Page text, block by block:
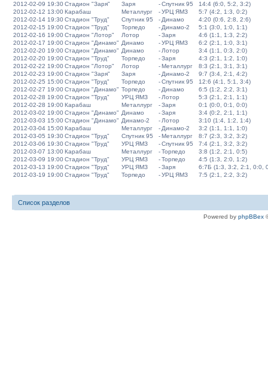
2012-02-09 19:30Стадион "Заря" Заря -Спутник 95
14:4 (6:0, 5:2, 3:2)
2012-02-12 13:00Карабаш Металлург -УРЦ ЯМЗ
5:7 (4:2, 1:3, 0:2)
2012-02-14 19:30Стадион "Труд" Спутник 95 - Динамо
4:20 (0:6, 2:8, 2:6)
2012-02-15 19:00Стадион "Труд" Торпедо - Динамо-2
5:1 (3:0, 1:0, 1:1)
2012-02-16 19:00Стадион "Лотор" Лотор -Заря
4:6 (1:1, 1:3, 2:2)
2012-02-17 19:00Стадион "Динамо" Динамо -УРЦ ЯМЗ
6:2 (2:1, 1:0, 3:1)
2012-02-20 19:00Стадион "Динамо" Динамо - Лотор
3:4 (1:1, 0:3, 2:0)
2012-02-20 19:00Стадион "Труд" Торпедо -Заря
4:3 (2:1, 1:2, 1:0)
2012-02-22 19:00Стадион "Лотор" Лотор -Металлург
8:3 (2:1, 3:1, 3:1)
2012-02-23 19:00Стадион "Заря" Заря - Динамо-2
9:7 (3:4, 2:1, 4:2)
2012-02-25 15:00Стадион "Труд" Торпедо -Спутник 95
12:6 (4:1, 5:1, 3:4)
2012-02-27 19:00Стадион "Динамо" Торпедо - Динамо
6:5 (1:2, 2:2, 3:1)
2012-02-28 19:00Стадион "Труд" УРЦ ЯМЗ - Лотор
5:3 (2:1, 2:1, 1:1)
2012-02-28 19:00Карабаш Металлург -Заря
0:1 (0:0, 0:1, 0:0)
2012-03-02 19:00Стадион "Динамо" Динамо -Заря
3:4 (0:2, 2:1, 1:1)
2012-03-03 15:00Стадион "Динамо" Динамо-2 - Лотор
3:10 (1:4, 1:2, 1:4)
2012-03-04 15:00Карабаш Металлург - Динамо-2
3:2 (1:1, 1:1, 1:0)
2012-03-05 19:30Стадион "Труд" Спутник 95 -Металлург
8:7 (2:3, 3:2, 3:2)
2012-03-06 19:30Стадион "Труд" УРЦ ЯМЗ -Спутник 95
7:4 (2:1, 3:2, 3:2)
2012-03-07 13:00Карабаш Металлург -Торпедо
3:8 (1:2, 2:1, 0:5)
2012-03-09 19:00Стадион "Труд" УРЦ ЯМЗ -Торпедо
4:5 (1:3, 2:0, 1:2)
2012-03-13 19:00Стадион "Труд" УРЦ ЯМЗ -Заря
6:7Б (1:3, 3:2, 2:1, 0:0,
2012-03-19 19:00Стадион "Труд" Торпедо -УРЦ ЯМЗ 7:5 (2:1, 2:2, 3:2)
Список разделов
Powered by phpBBex